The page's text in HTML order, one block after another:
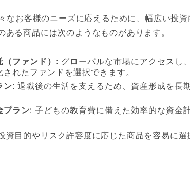
なお客様のニーズに応えるために、幅広い投
ある商品には次のようなものがあります。
ファンド） : グローバルな市場にアクセスし
されたファンドを選択できます。
ン: 退職後の生活を支えるため、資産形成を長
プラン: 子どもの教育費に備えた効率的な資金
資目的やリスク許容度に応じた商品を容易に選